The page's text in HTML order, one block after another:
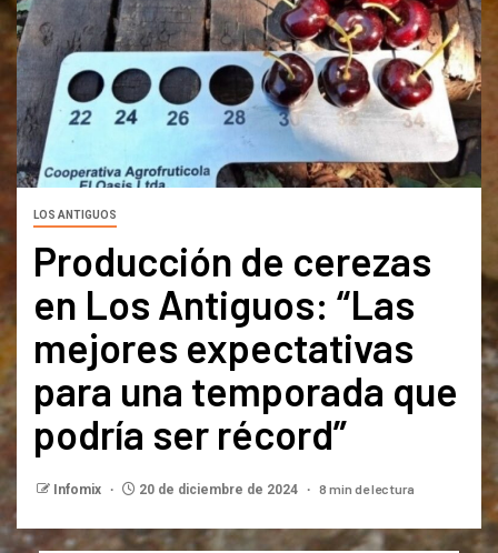
LOS ANTIGUOS
Producción de cerezas
en Los Antiguos: “Las
mejores expectativas
para una temporada que
podría ser récord”
Infomix 20 de diciembre de 2024 8 min de lectura